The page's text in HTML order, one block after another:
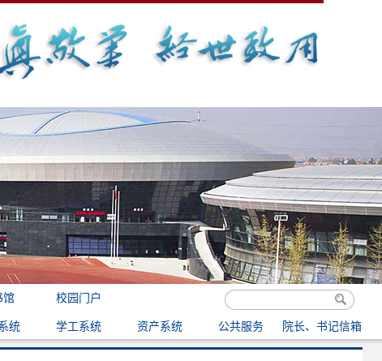
馆 校园门户
统 学工系统 资产系统 公共服务 院长、书记信箱